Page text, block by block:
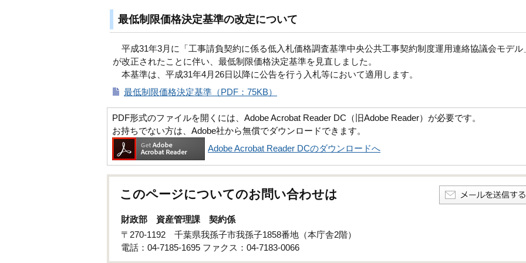
最低制限価格決定基準の改定について
平成31年3月に「工事請負契約に係る低入札価格調査基準中央公共工事契約制度運用連絡協議会モデル
が改正されたことに伴い、最低制限価格決定基準を見直しました。
本基準は、平成31年4月26日以降に公告を行う入札等において適用します。
最低制限価格決定基準（PDF：75KB）
PDF形式のファイルを開くには、Adobe Acrobat Reader DC（旧Adobe Reader）が必要です。
お持ちでない方は、Adobe社から無償でダウンロードできます。
Adobe Acrobat Reader DCのダウンロードへ
このページについてのお問い合わせは
財政部 資産管理課 契約係
〒270-1192 千葉県我孫子市我孫子1858番地（本庁舎2階）
電話：04-7185-1695 ファクス：04-7183-0066